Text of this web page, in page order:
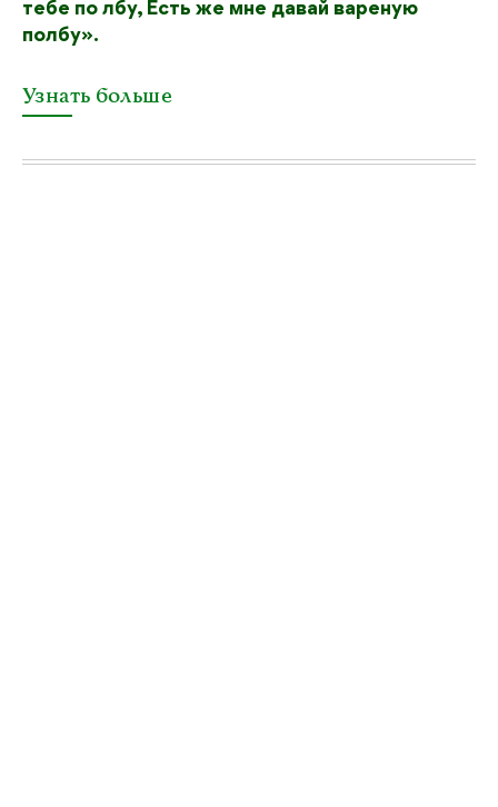
тебе по лбу, Есть же мне давай вареную
полбу».
Узнать больше